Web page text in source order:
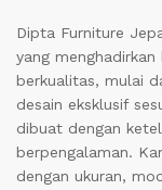
Dipta Furniture
yang
berkualitas, mulai
desain eksklusif
dibuat dengan
berpengalaman.
dengan ukuran,